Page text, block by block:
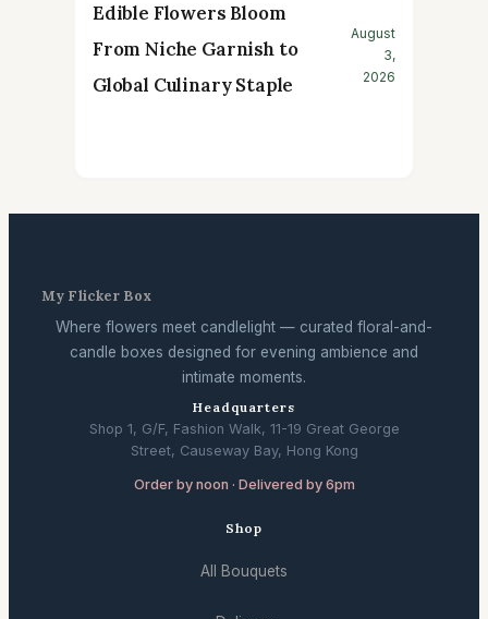
Edible Flowers Bloom
From Niche Garnish to
Global Culinary Staple
August
3,
2026
My Flicker Box
Where flowers meet candlelight — curated floral-and-
candle boxes designed for evening ambience and
intimate moments.
Headquarters
Shop 1, G/F, Fashion Walk, 11-19 Great George
Street, Causeway Bay, Hong Kong
Order by noon · Delivered by 6pm
Shop
All Bouquets